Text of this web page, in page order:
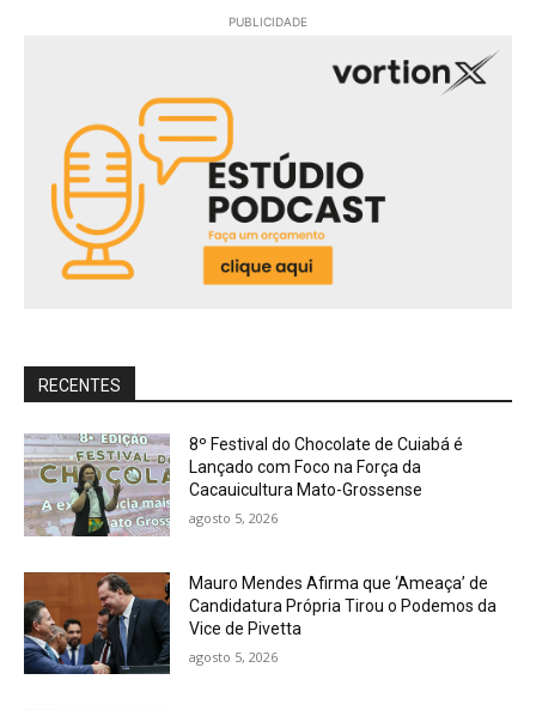
PUBLICIDADE
RECENTES
8º Festival do Chocolate de Cuiabá é
Lançado com Foco na Força da
Cacauicultura Mato-Grossense
agosto 5, 2026
Mauro Mendes Afirma que ‘Ameaça’ de
Candidatura Própria Tirou o Podemos da
Vice de Pivetta
agosto 5, 2026